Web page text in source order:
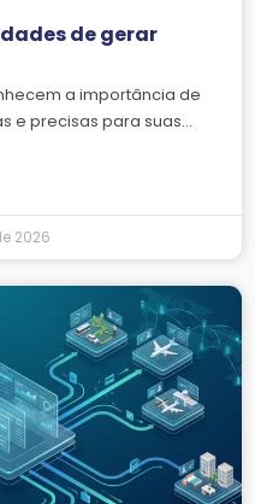
de gerar
a importância de
e precisas para suas…
2026